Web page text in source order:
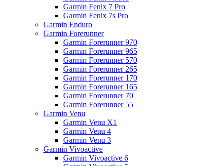
Garmin Fenix 7 Pro
Garmin Fenix 7s Pro
Garmin Enduro
Garmin Forerunner
Garmin Forerunner 970
Garmin Forerunner 965
Garmin Forerunner 570
Garmin Forerunner 265
Garmin Forerunner 170
Garmin Forerunner 165
Garmin Forerunner 70
Garmin Forerunner 55
Garmin Venu
Garmin Venu X1
Garmin Venu 4
Garmin Venu 3
Garmin Vivoactive
Garmin Vivoactive 6